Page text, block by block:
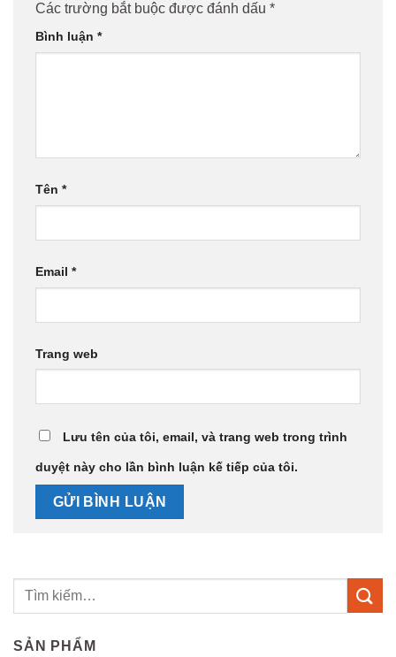
Các trường bắt buộc được đánh dấu *
Bình luận *
Tên *
Email *
Trang web
Lưu tên của tôi, email, và trang web trong trình
duyệt này cho lần bình luận kế tiếp của tôi.
SẢN PHẨM